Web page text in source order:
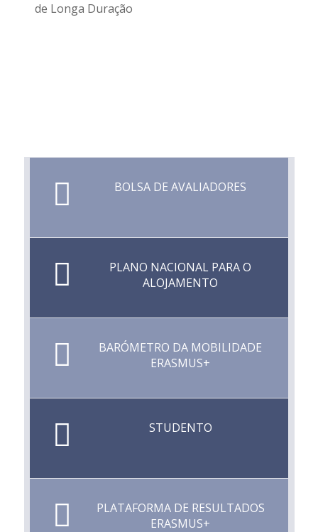
de Longa Duração
BOLSA DE AVALIADORES
PLANO NACIONAL PARA O
ALOJAMENTO
BARÓMETRO DA MOBILIDADE
ERASMUS+
STUDENTO
PLATAFORMA DE RESULTADOS
ERASMUS+